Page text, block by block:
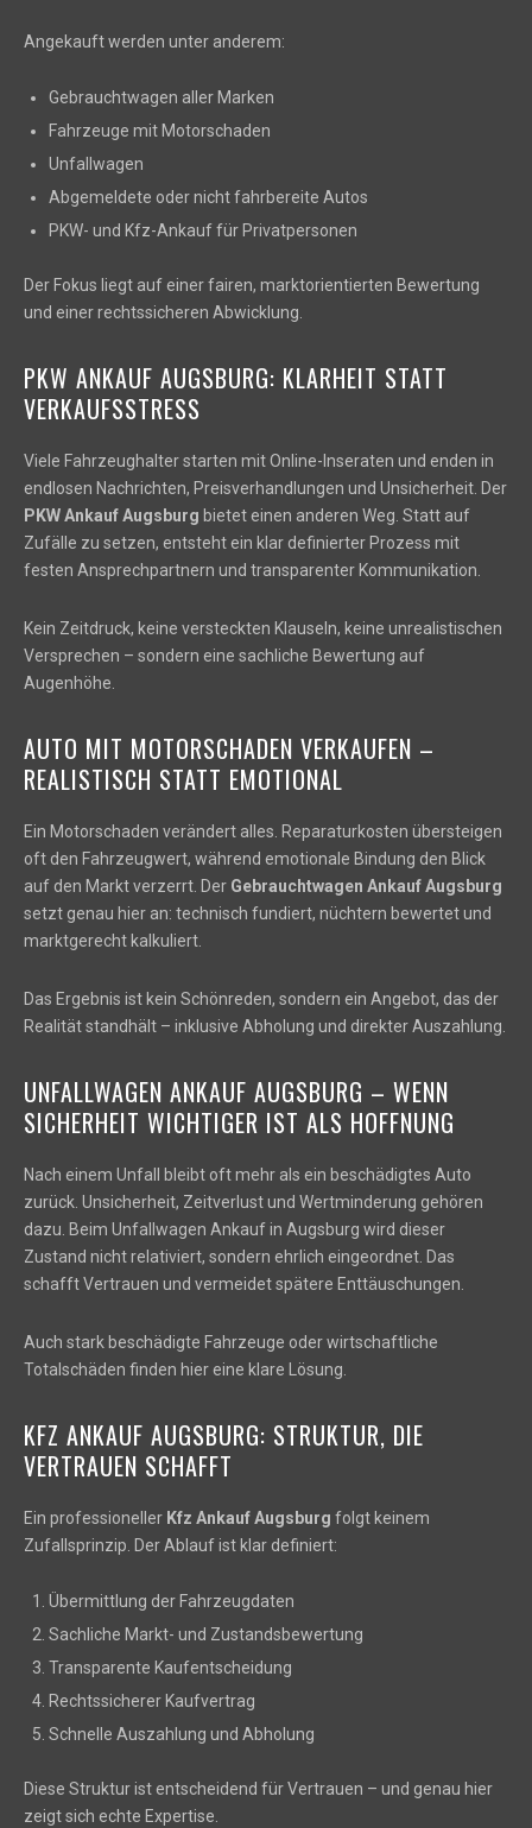
Angekauft werden unter anderem:
Gebrauchtwagen aller Marken
Fahrzeuge mit Motorschaden
Unfallwagen
Abgemeldete oder nicht fahrbereite Autos
PKW- und Kfz-Ankauf für Privatpersonen
Der Fokus liegt auf einer fairen, marktorientierten Bewertung
und einer rechtssicheren Abwicklung.
PKW ANKAUF AUGSBURG: KLARHEIT STATT
VERKAUFSSTRESS
Viele Fahrzeughalter starten mit Online-Inseraten und enden in
endlosen Nachrichten, Preisverhandlungen und Unsicherheit. Der
PKW Ankauf Augsburg bietet einen anderen Weg. Statt auf
Zufälle zu setzen, entsteht ein klar definierter Prozess mit
festen Ansprechpartnern und transparenter Kommunikation.
Kein Zeitdruck, keine versteckten Klauseln, keine unrealistischen
Versprechen – sondern eine sachliche Bewertung auf
Augenhöhe.
AUTO MIT MOTORSCHADEN VERKAUFEN –
REALISTISCH STATT EMOTIONAL
Ein Motorschaden verändert alles. Reparaturkosten übersteigen
oft den Fahrzeugwert, während emotionale Bindung den Blick
auf den Markt verzerrt. Der Gebrauchtwagen Ankauf Augsburg
setzt genau hier an: technisch fundiert, nüchtern bewertet und
marktgerecht kalkuliert.
Das Ergebnis ist kein Schönreden, sondern ein Angebot, das der
Realität standhält – inklusive Abholung und direkter Auszahlung.
UNFALLWAGEN ANKAUF AUGSBURG – WENN
SICHERHEIT WICHTIGER IST ALS HOFFNUNG
Nach einem Unfall bleibt oft mehr als ein beschädigtes Auto
zurück. Unsicherheit, Zeitverlust und Wertminderung gehören
dazu. Beim Unfallwagen Ankauf in Augsburg wird dieser
Zustand nicht relativiert, sondern ehrlich eingeordnet. Das
schafft Vertrauen und vermeidet spätere Enttäuschungen.
Auch stark beschädigte Fahrzeuge oder wirtschaftliche
Totalschäden finden hier eine klare Lösung.
KFZ ANKAUF AUGSBURG: STRUKTUR, DIE
VERTRAUEN SCHAFFT
Ein professioneller Kfz Ankauf Augsburg folgt keinem
Zufallsprinzip. Der Ablauf ist klar definiert:
Übermittlung der Fahrzeugdaten
Sachliche Markt- und Zustandsbewertung
Transparente Kaufentscheidung
Rechtssicherer Kaufvertrag
Schnelle Auszahlung und Abholung
Diese Struktur ist entscheidend für Vertrauen – und genau hier
zeigt sich echte Expertise.